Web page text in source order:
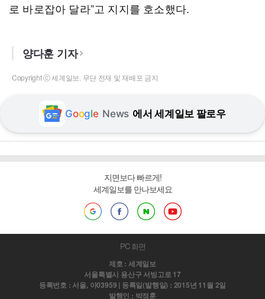
로 바로잡아 달라”고 지지를 호소했다.
양다훈 기자
Copyright ⓒ 세계일보. 무단 전재 및 재배포 금지
Google News 에서 세계일보 팔로우
지면보다 빠르게!
세계일보를 만나보세요
PC 화면
제호 : 세계일보
서울특별시 용산구 서빙고로 17
등록번호 : 서울, 아03959 | 등록일(발행일) : 2015년 11월 2일
발행인 : 박정훈